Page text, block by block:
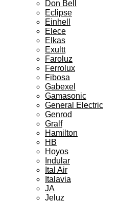
Don Bell
Eclipse
Einhell
Elece
Elkas
Exultt
Faroluz
Ferrolux
Fibosa
Gabexel
Gamasonic
General Electric
Genrod
Gralf
Hamilton
HB
Hoyos
Indular
Ital Air
Italavia
JA
Jeluz